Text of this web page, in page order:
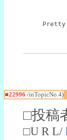
■22996 /inTopicNo.4)
□投稿
□U R L/